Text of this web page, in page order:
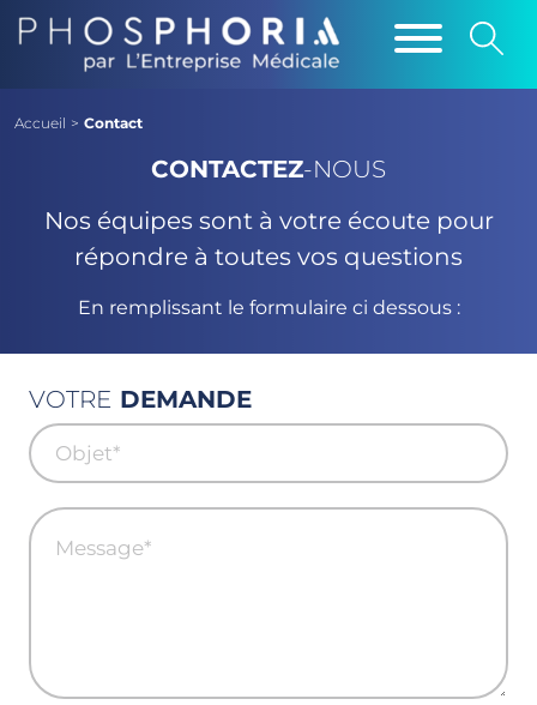
Accueil > Contact
CONTACTEZ-NOUS
Nos équipes sont à votre écoute pour
répondre à toutes vos questions
En remplissant le formulaire ci dessous :
VOTRE DEMANDE